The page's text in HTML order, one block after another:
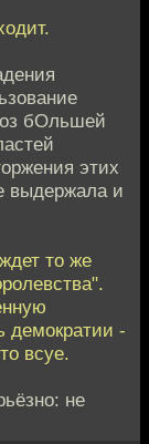
бОльшей
этих
выдержала и
то же
демократии -
всуе.
не